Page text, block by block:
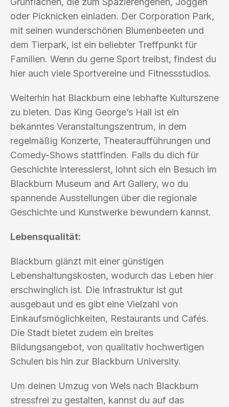
oder Picknicken einladen. Der Corporation Park,
mit seinen wunderschönen Blumenbeeten und
dem Tierpark, ist ein beliebter Treffpunkt für
Familien. Wenn du gerne Sport treibst, findest du
hier auch viele Sportvereine und Fitnessstudios.
Weiterhin hat Blackburn eine lebhafte Kulturszene
zu bieten. Das King George’s Hall ist ein
bekanntes Veranstaltungszentrum, in dem
regelmäßig Konzerte, Theateraufführungen und
Comedy-Shows stattfinden. Falls du dich für
Geschichte interessierst, lohnt sich ein Besuch im
Blackburn Museum and Art Gallery, wo du
spannende Ausstellungen über die regionale
Geschichte und Kunstwerke bewundern kannst.
Lebensqualität:
Blackburn glänzt mit einer günstigen
Lebenshaltungskosten, wodurch das Leben hier
erschwinglich ist. Die Infrastruktur ist gut
ausgebaut und es gibt eine Vielzahl von
Einkaufsmöglichkeiten, Restaurants und Cafés.
Die Stadt bietet zudem ein breites
Bildungsangebot, von qualitativ hochwertigen
Schulen bis hin zur Blackburn University.
Um deinen Umzug von Wels nach Blackburn
stressfrei zu gestalten, kannst du auf das